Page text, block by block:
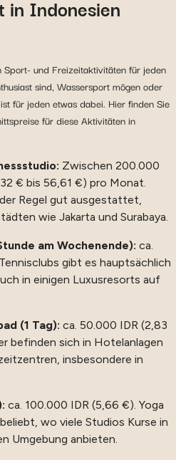
in Indonesien
Sport- und Freizeitaktivitäten für jeden
sind, Wassersport mögen oder
für jeden etwas dabei. Hier finden Sie
für diese Aktivitäten in
Zwischen 200.000
€ bis 56,61 €) pro Monat.
Regel gut ausgestattet,
wie Jakarta und Surabaya.
am Wochenende): ca.
gibt es hauptsächlich
in einigen Luxusresorts auf
(1 Tag): ca. 50.000 IDR (2,83
befinden sich in Hotelanlagen
insbesondere in
ca. 100.000 IDR (5,66 €). Yoga
beliebt, wo viele Studios Kurse in
Umgebung anbieten.